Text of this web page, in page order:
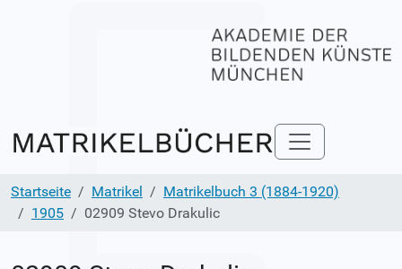
Startseite Matrikel
Matrikelbuch 3 (1884-1920)
1905
02909 Stevo Drakulic